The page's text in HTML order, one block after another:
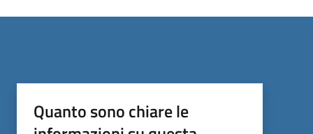
Quanto sono chiare le